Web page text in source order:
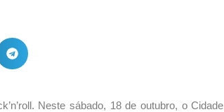
Neste sábado, 18 de outubro, o Cidade